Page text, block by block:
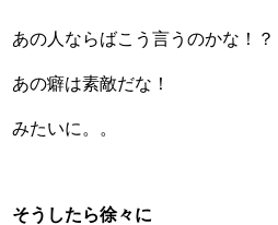
あの人ならばこう言うのかな！？
あの癖は素敵だな！
みたいに。。
そうしたら徐々に